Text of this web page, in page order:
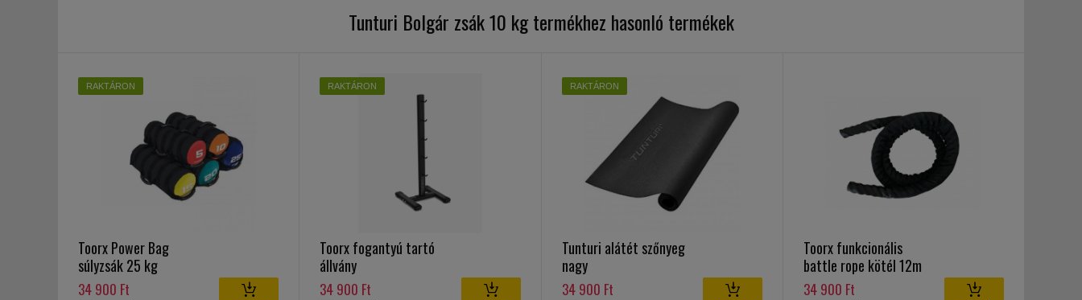
Tunturi Bolgár zsák 10 kg termékhez hasonló termékek
RAKTÁRON
Toorx Power Bag
súlyzsák 25 kg
34 900 Ft
RAKTÁRON
Toorx fogantyú tartó
állvány
34 900 Ft
RAKTÁRON
Tunturi alátét szőnyeg
nagy
34 900 Ft
Toorx funkcionális
battle rope kötél 12m
34 900 Ft